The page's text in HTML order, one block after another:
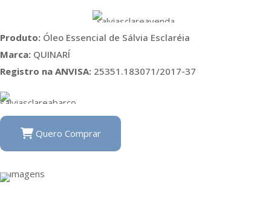
Produto: Óleo Essencial de Sálvia Esclaréia
Marca: QUINARÍ
Registro na ANVISA: 25351.183071/2017-37
Quero Comprar